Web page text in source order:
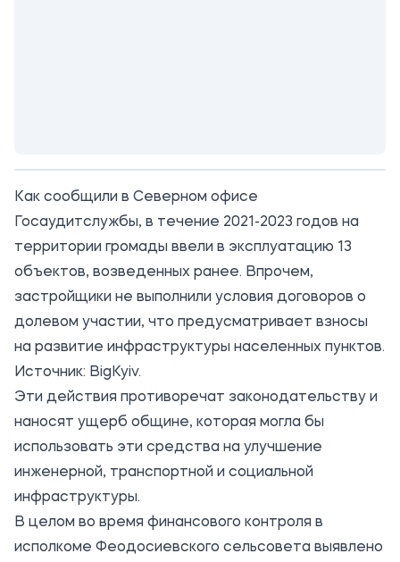
Как сообщили в Северном офисе
Госаудитслужбы, в течение 2021-2023 годов на
территории громады ввели в эксплуатацию 13
объектов, возведенных ранее. Впрочем,
застройщики не выполнили условия договоров о
долевом участии, что предусматривает взносы
на развитие инфраструктуры населенных пунктов.
Источник: BigKyiv.
Эти действия противоречат законодательству и
наносят ущерб общине, которая могла бы
использовать эти средства на улучшение
инженерной, транспортной и социальной
инфраструктуры.
В целом во время финансового контроля в
исполкоме Феодосиевского сельсовета выявлено